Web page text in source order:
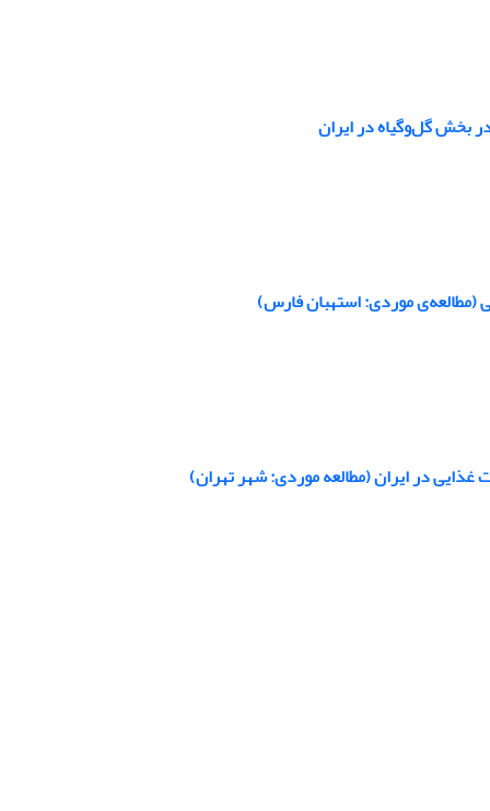
در بخش گل‌وگیاه در ایران
(مطالعه‌ی موردی: استهبان فارس)
در ایران (مطالعه موردی: شهر تهران)